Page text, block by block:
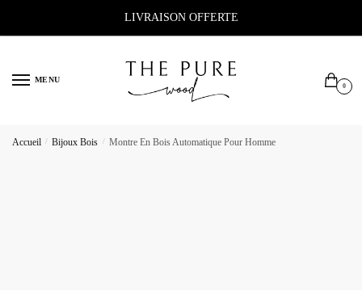
LIVRAISON OFFERTE
MENU
0
Accueil / Bijoux Bois / Montre En Bois Automatique Pour Homme